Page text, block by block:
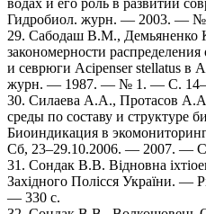
водах и его роль в развитии
Гидробиол. журн. — 2003. —
29. Сабодаш В.М., Демьяненко
закономерности
и севрюги Acipenser stellatus в
журн. — 1987. — № 1. — С.
30. Силаева А.А., Протасов
среды по составу и структуре
Биоиндикация в
Сб, 23–29.10.2006. — 2007. —
31. Сондак В.В. Відновна
Західного Полісся України. —
— 330 с.